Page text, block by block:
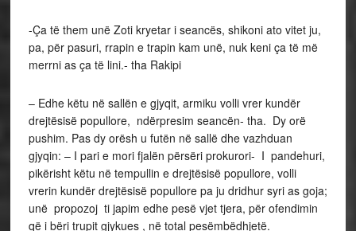
-Ça të them unë Zoti kryetar i seancës, shikoni ato vitet ju,
pa, për pasuri, rrapin e trapin kam unë, nuk keni ça të më
merrni as ça të lini.- tha Rakipi
– Edhe këtu në sallën e gjyqit, armiku volli vrer kundër
drejtësisë popullore, ndërpresim seancën- tha. Dy orë
pushim. Pas dy orësh u futën në sallë dhe vazhduan
gjyqin: – I pari e mori fjalën përsëri prokurori- I pandehuri,
pikërisht këtu në tempullin e drejtësisë popullore, volli
vrerin kundër drejtësisë popullore pa ju dridhur syri as goja;
unë propozoj ti japim edhe pesë vjet tjera, për ofendimin
që i bëri trupit gjykues , në total pesëmbëdhjetë.